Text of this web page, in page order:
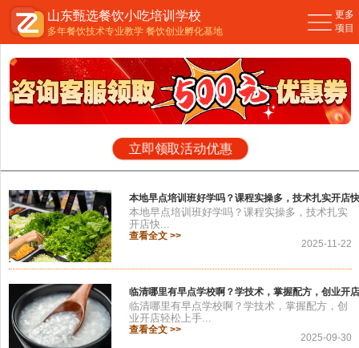
您现在的位置：主页>公司新闻>
立即领取活动优惠
本地早点培训班好学吗？课程实操多，技术扎实开店快
2025-11-22
本地早点培训班好学吗？课程实操多，技术扎实
开店快...
查看全文 >>
临清哪里有早点学校啊？学技术，掌握配方，创业开
2025-09-30
临清哪里有早点学校啊？学技术，掌握配方，创
业开店轻松上手...
查看全文 >>
山东甄选餐饮小吃培训学校
多年餐饮技术专业教学 餐饮创业孵化基地
更多
项目